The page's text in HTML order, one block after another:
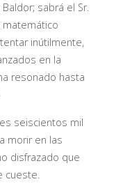
sabrá el Sr.
matemático
inútilmente,
en la
resonado hasta
seiscientos mil
morir en las
disfrazado que
cueste.